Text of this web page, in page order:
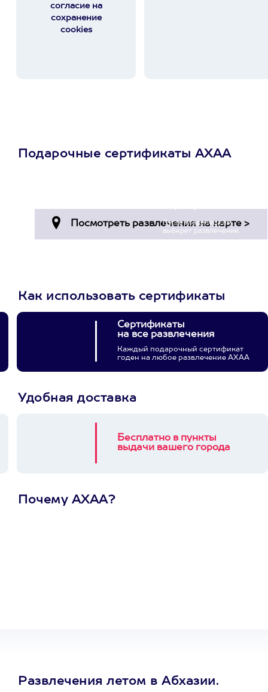
согласие на
сохранение
cookies
Подарочные сертификаты АХАА
Пусть владелец сам
выберет развлечение.
Как использовать сертификаты
Сертификаты
на все развлечения
Каждый подарочный сертификат
годен на любое развлечение АХАА
Удобная доставка
Бесплатно в пункты
выдачи вашего города
Почему АХАА?
Развлечения летом в Абхазии.